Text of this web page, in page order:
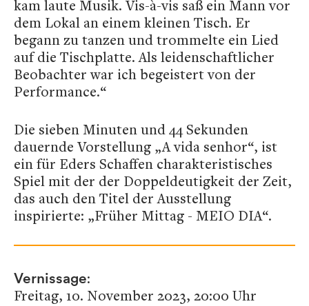
kam laute Musik. Vis-à-vis saß ein Mann vor
dem Lokal an einem kleinen Tisch. Er
begann zu tanzen und trommelte ein Lied
auf die Tischplatte. Als leidenschaftlicher
Beobachter war ich begeistert von der
Performance.“
Die sieben Minuten und 44 Sekunden
dauernde Vorstellung „A vida senhor“, ist
ein für Eders Schaffen charakteristisches
Spiel mit der der Doppeldeutigkeit der Zeit,
das auch den Titel der Ausstellung
inspirierte: „Früher Mittag - MEIO DIA“.
Vernissage:
Freitag, 10. November 2023, 20:00 Uhr